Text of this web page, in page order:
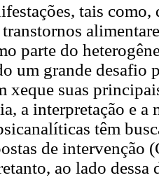
tais
transtornos
parte do
um grande desafio
xeque suas
a interpretação e a
têm
de intervenção
ao lado dessa